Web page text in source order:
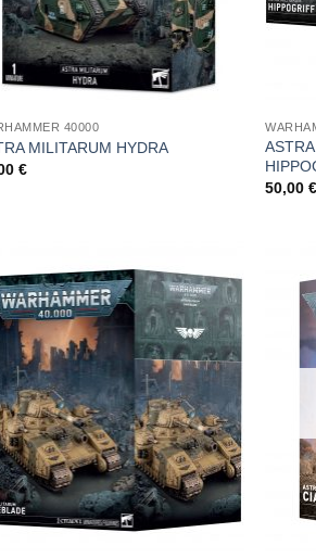
40000
MILITARUM HYDRA
€
50,00€
Aggiungi
alla lista
dei
desideri